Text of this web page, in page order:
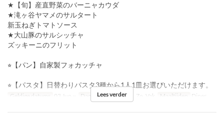
★【旬】産直野菜のバーニャカウダ
★滝ヶ谷ヤマメのサルタート
新玉ねぎトマトソース
★大山豚のサルシッチャ
ズッキーニのフリット
⭐︎【パン】自家製フォカッチャ
⭐︎【パスタ】日替わりパスタ3種から1人1皿お選びいただけます。
Geldige datums 03 Jun ~ Dagen M, Di, W, Do, Zo, Vak Maaltijden Diner
Lees verder